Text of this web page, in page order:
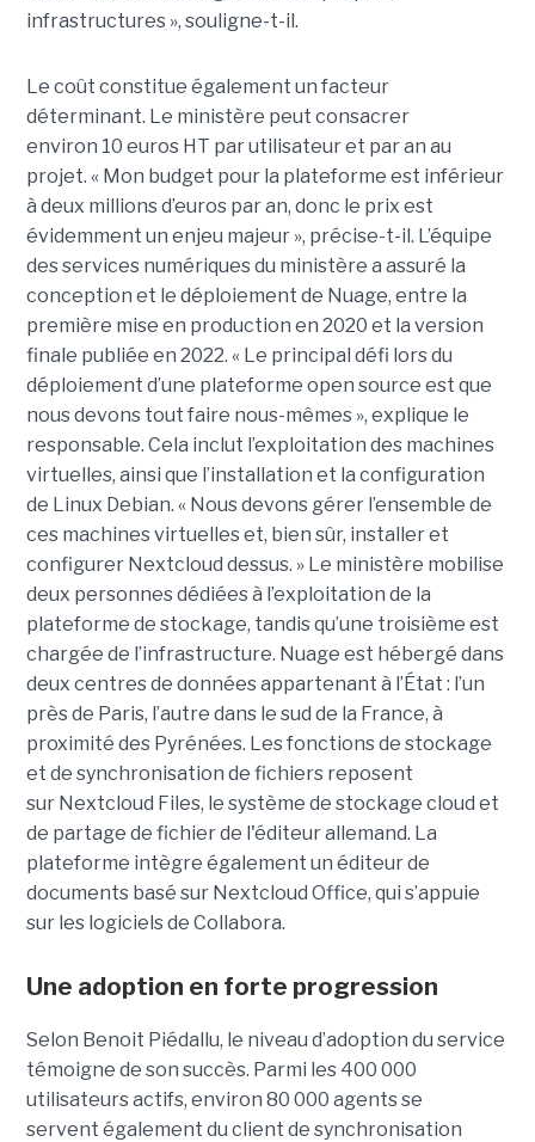
infrastructures », souligne-t-il.
Le coût constitue également un facteur
déterminant. Le ministère peut consacrer
environ 10 euros HT par utilisateur et par an au
projet. « Mon budget pour la plateforme est inférieur
à deux millions d’euros par an, donc le prix est
évidemment un enjeu majeur », précise-t-il. L’équipe
des services numériques du ministère a assuré la
conception et le déploiement de Nuage, entre la
première mise en production en 2020 et la version
finale publiée en 2022. « Le principal défi lors du
déploiement d’une plateforme open source est que
nous devons tout faire nous-mêmes », explique le
responsable. Cela inclut l’exploitation des machines
virtuelles, ainsi que l’installation et la configuration
de Linux Debian. « Nous devons gérer l’ensemble de
ces machines virtuelles et, bien sûr, installer et
configurer Nextcloud dessus. » Le ministère mobilise
deux personnes dédiées à l’exploitation de la
plateforme de stockage, tandis qu’une troisième est
chargée de l’infrastructure. Nuage est hébergé dans
deux centres de données appartenant à l’État : l’un
près de Paris, l’autre dans le sud de la France, à
proximité des Pyrénées. Les fonctions de stockage
et de synchronisation de fichiers reposent
sur Nextcloud Files, le système de stockage cloud et
de partage de fichier de l'éditeur allemand. La
plateforme intègre également un éditeur de
documents basé sur Nextcloud Office, qui s’appuie
sur les logiciels de Collabora.
Une adoption en forte progression
Selon Benoit Piédallu, le niveau d’adoption du service
témoigne de son succès. Parmi les 400 000
utilisateurs actifs, environ 80 000 agents se
servent également du client de synchronisation